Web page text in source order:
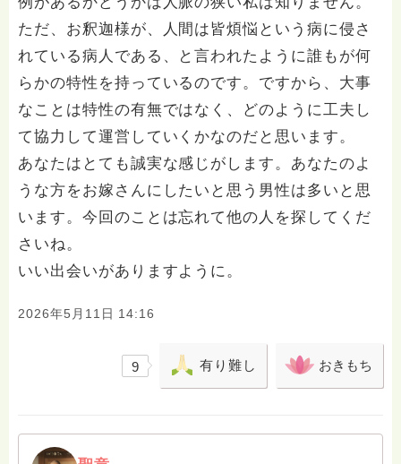
ただ、お釈迦様が、人間は皆煩悩という病に侵さ
れている病人である、と言われたように誰もが何
らかの特性を持っているのです。ですから、大事
なことは特性の有無ではなく、どのように工夫し
て協力して運営していくかなのだと思います。
あなたはとても誠実な感じがします。あなたのよ
うな方をお嫁さんにしたいと思う男性は多いと思
います。今回のことは忘れて他の人を探してくだ
さいね。
いい出会いがありますように。
2026年5月11日 14:16
9 有り難し おきもち